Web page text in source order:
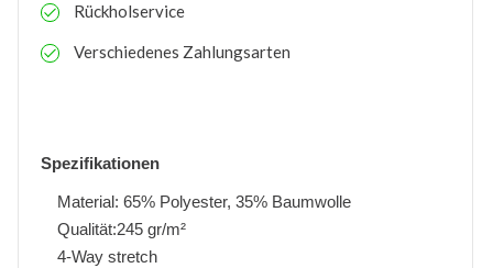
Rückholservice
Verschiedenes Zahlungsarten
Spezifikationen
Material: 65% Polyester, 35% Baumwolle
Qualität:245 gr/m²
4-Way stretch